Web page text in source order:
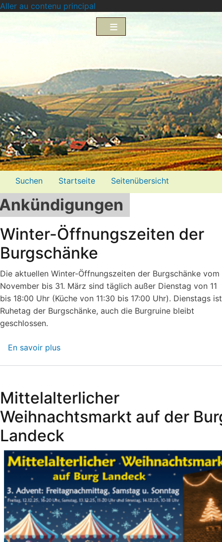
Aller au contenu principal
Menü2
Suchen Startseite
Seitenübersicht
Impressum
Datenschutzerklärung
Winter-Öffnungszeiten der
Burgschänke
Die aktuellen Winter-Öffnungszeiten der Burgschänke vom
November bis 31. März sind täglich außer Dienstag von 11
bis 18:00 Uhr (Küche von 11:30 bis 17:00 Uhr). Dienstags ist
Ruhetag der Burgschänke, auch die Burgruine bleibt
geschlossen.
En savoir plus
Burgschänke
Mittelalterlicher
Weihnachtsmarkt auf der
Landeck